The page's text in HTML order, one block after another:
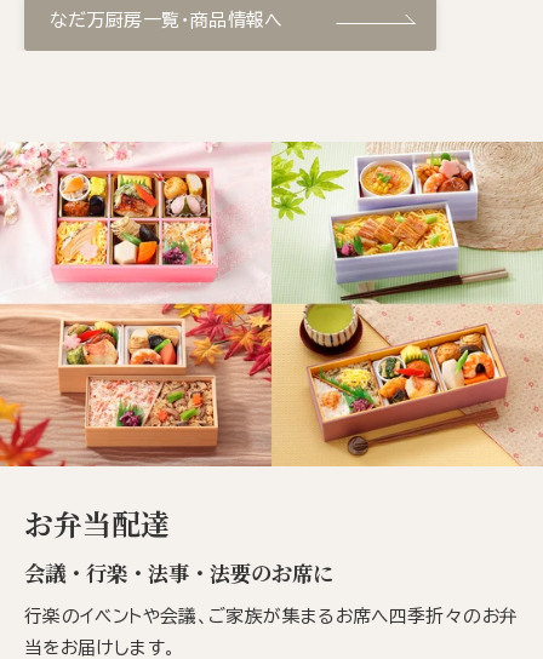
なだ万厨房一覧・商品情報へ
お弁当配達
会議・行楽・法事・法要のお席に
行楽のイベントや会議、ご家族が集まるお席へ四季折々のお弁
当をお届けします。